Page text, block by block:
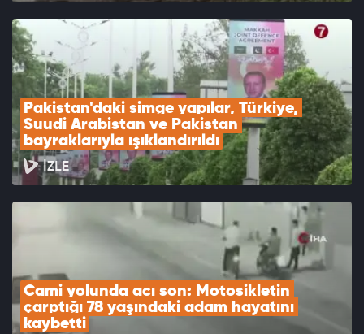
Pakistan'daki simge yapılar, Türkiye,
Suudi Arabistan ve Pakistan
bayraklarıyla ışıklandırıldı
İZLE
Cami yolunda acı son: Motosikletin
çarptığı 78 yaşındaki adam hayatını
kaybetti